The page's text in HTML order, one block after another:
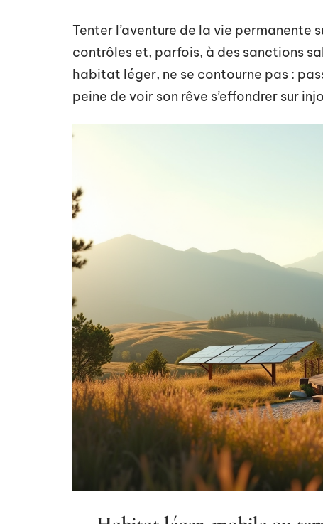
Tenter l’aventure de la vie permanente
contrôles et, parfois, à des sanctions
habitat léger, ne se contourne pas :
peine de voir son rêve s’effondrer sur